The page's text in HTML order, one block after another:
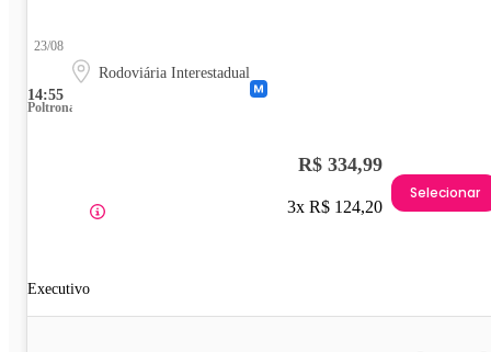
14:55
23/08
Rodoviária Interestadual
Poltrona
Executivo
R$ 334,99
3x R$ 124,20
Selecionar